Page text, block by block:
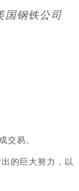
国钢铁公司
易。
的巨大努力，以